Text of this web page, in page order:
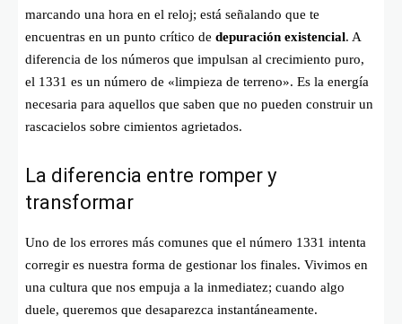
marcando una hora en el reloj; está señalando que te
encuentras en un punto crítico de depuración existencial. A
diferencia de los números que impulsan al crecimiento puro,
el 1331 es un número de «limpieza de terreno». Es la energía
necesaria para aquellos que saben que no pueden construir un
rascacielos sobre cimientos agrietados.
La diferencia entre romper y
transformar
Uno de los errores más comunes que el número 1331 intenta
corregir es nuestra forma de gestionar los finales. Vivimos en
una cultura que nos empuja a la inmediatez; cuando algo
duele, queremos que desaparezca instantáneamente.